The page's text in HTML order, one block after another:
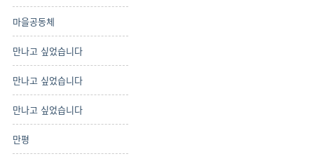
마을공동체
만나고 싶었습니다
만나고 싶었습니다
만나고 싶었습니다
만평